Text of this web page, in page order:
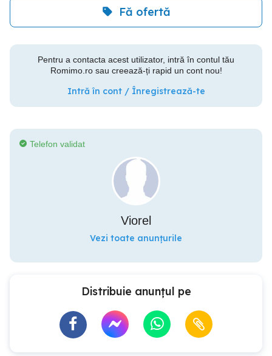
Fă ofertă
Pentru a contacta acest utilizator, intră în contul tău
Romimo.ro sau creează-ți rapid un cont nou!
Intră în cont / Înregistrează-te
Telefon validat
Viorel
Vezi toate anunțurile
Distribuie anunțul pe